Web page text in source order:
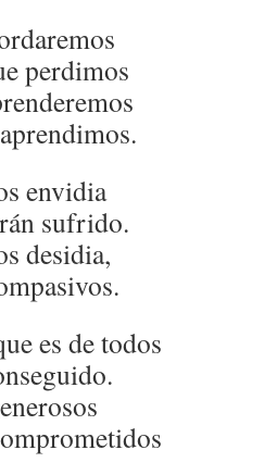
perdimos
envidia
sufrido.
desidia,
es de todos